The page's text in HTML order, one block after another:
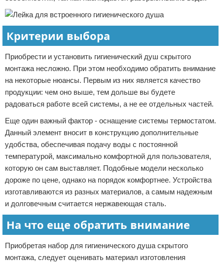
Критерии выбора
Приобрести и установить гигиенический душ скрытого
монтажа несложно. При этом необходимо обратить внимание
на некоторые нюансы. Первым из них является качество
продукции: чем оно выше, тем дольше вы будете
радоваться работе всей системы, а не ее отдельных частей.
Еще один важный фактор - оснащение системы термостатом.
Данный элемент вносит в конструкцию дополнительные
удобства, обеспечивая подачу воды с постоянной
температурой, максимально комфортной для пользователя,
которую он сам выставляет. Подобные модели несколько
дороже по цене, однако на порядок комфортнее. Устройства
изготавливаются из разных материалов, а самым надежным
и долговечным считается нержавеющая сталь.
На что еще обратить внимание
Приобретая набор для гигиенического душа скрытого
монтажа, следует оценивать материал изготовления